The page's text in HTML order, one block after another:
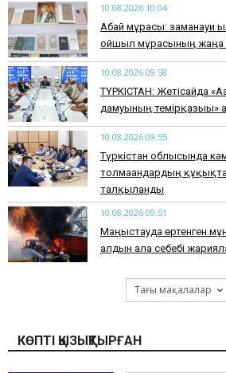
10.08.2026 10:04
Абай мұрасы: заманауи
ойшыл мұрасының
10.08.2026 09:58
ТҮРКІСТАН: Жетісайда
дамуының темірқазығы»
10.08.2026 09:55
Түркістан облысында
толмағандардың
талқыланды
10.08.2026 09:51
Маңғыстауда өртенген
алдын ала себебі
Тағы мақалалар
КӨПТІ ҚЫЗЫҚТЫРҒАН